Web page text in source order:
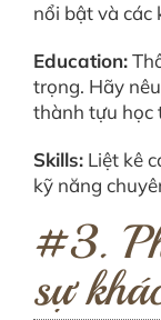
nổi bật và các
Education:
trọng. Hãy
thành tựu học
Skills:Liệt kê
kỹ năng
#3.
sự